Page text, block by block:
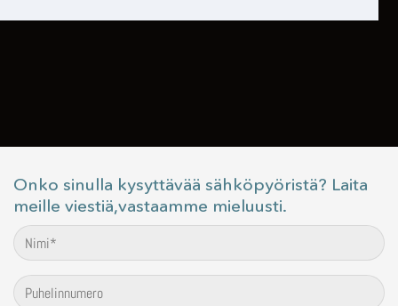
Onko sinulla kysyttävää sähköpyöristä? Laita
meille viestiä,vastaamme mieluusti.